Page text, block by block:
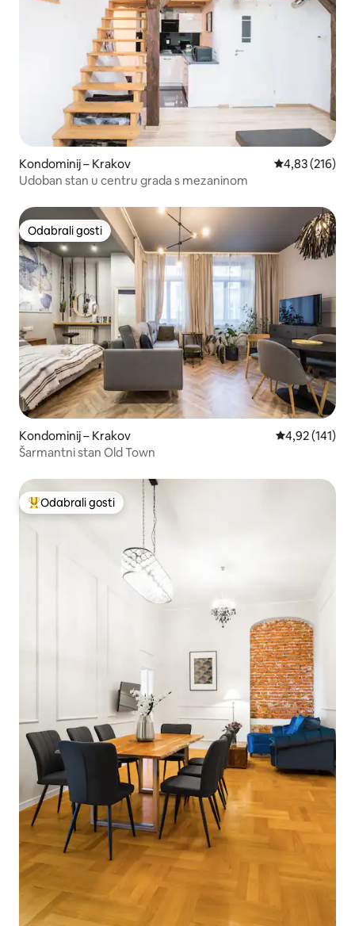
Kondominij – Krakov Prosječna
4,83 (216)
Udoban stan u centru grada s mezaninom
Odabrali gosti
Odabrali gosti
Kondominij – Krakov Prosječna
4,92 (141)
Šarmantni stan Old Town
Među najviše rangiranima s oznakom „Odabrali gosti”
Odabrali gosti